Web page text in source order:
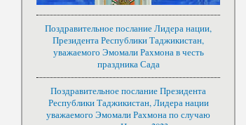
Поздравительное послание Лидера нации,
Президента Республики Таджикистан,
уважаемого Эмомали Рахмона в честь
праздника Сада
Поздравительное послание Президента
Республики Таджикистан, Лидера нации
уважаемого Эмомали Рахмона по случаю